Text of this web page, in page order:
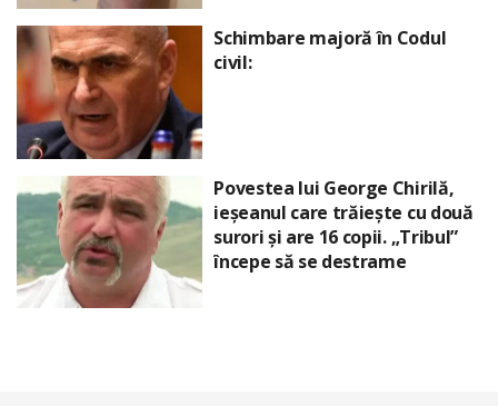
Schimbare majoră în Codul
civil:
Povestea lui George Chirilă,
ieșeanul care trăiește cu două
surori și are 16 copii. „Tribul”
începe să se destrame